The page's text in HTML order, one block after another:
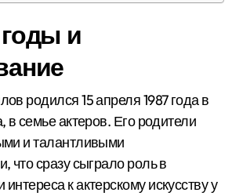
и
родился 15 апреля 1987 года в
в семье актеров. Его родители
и талантливыми
что сразу сыграло роль в
к актерскому искусству у